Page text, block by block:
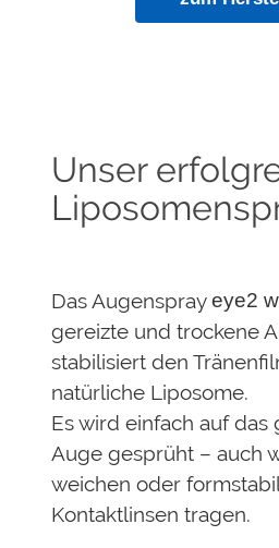
Unser
Das Augensprayeye2
gereizte und trockene
stabilisiert den
natürliche Liposome.
Es wird einfach auf das
Auge gesprüht – auch
weichen oder
Kontaktlinsen tragen.